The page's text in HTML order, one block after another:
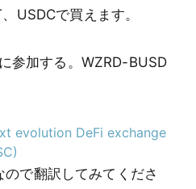
USDCで買えます。
参加する。WZRD-BUSD
evolution DeFi exchange
で翻訳してみてくださ